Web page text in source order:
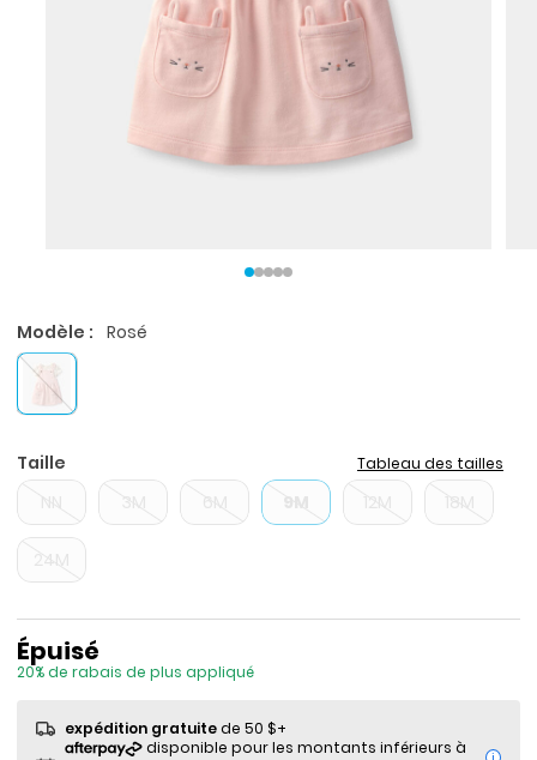
Modèle : Rosé
Taille Tableau des tailles
Prix de solde
Épuisé
20% de rabais de plus appliqué
expédition gratuitede 50 $+